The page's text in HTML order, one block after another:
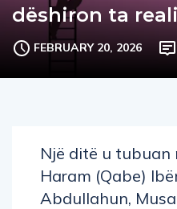
dëshiron ta
FEBRUARY 20, 2026
Një ditë u tubuan
Haram (Qabe)
Abdullahun,